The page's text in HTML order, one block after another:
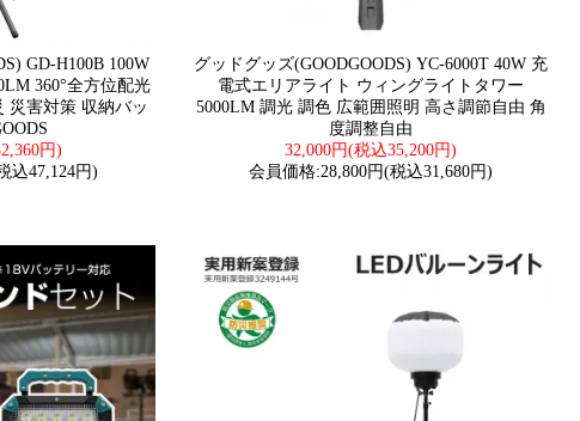
GD-H100B 100W
360°全方位配光
災害対策 収納バッ
円)
込47,124円)
グッドグッズ(GOODGOODS) YC-6000T 40W 充
電式エリアライト ウィングライトタワー
5000LM 調光 調色 広範囲照明 高さ調節自由 角
度調整自由
32,000円(税込35,200円)
会員価格:28,800円(税込31,680円)